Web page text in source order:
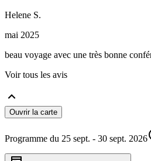
Helene S.
mai 2025
beau voyage avec une très bonne
Voir tous les avis
Ouvrir la carte
Programme du 25 sept. - 30 sept. 2026